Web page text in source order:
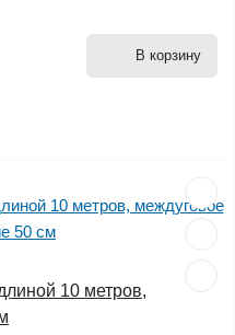
В корзину
10 метров,